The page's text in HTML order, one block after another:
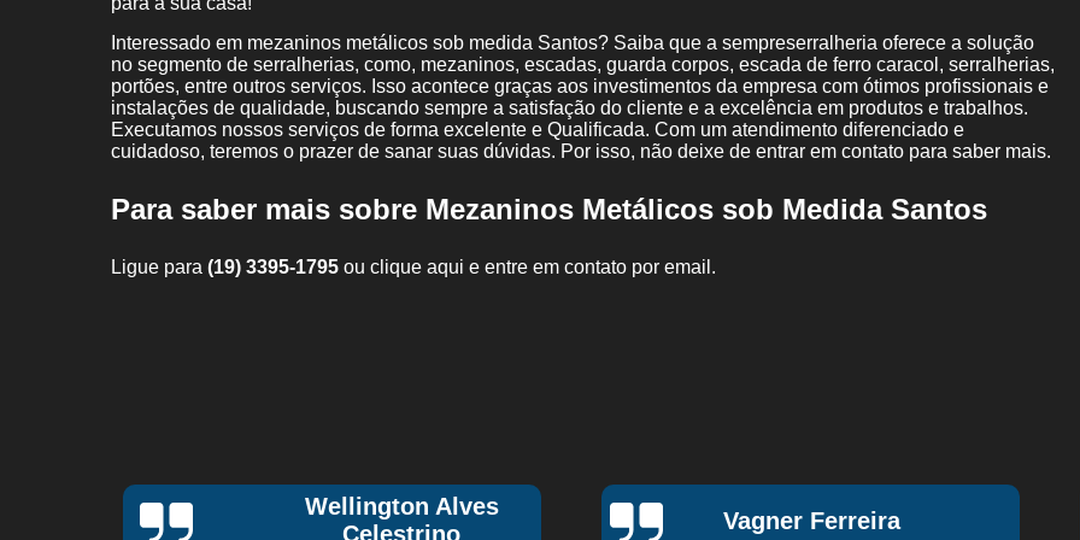
Guarda Corpo de Ferro Forjado
Guarda Corpo de
Guarda Corpo de Ferro para Sacada
Guarda Corpo
Instalação de Mezanino em Viga Laminada
Instalação de Mezanino Metálico Industrial
Instalação de Mezanino Metálico para Galpão
Fechamento Lateral Metálico
Fechamento Metálico
Interessado em mezaninos metálicos sob medida Santos? Saiba que a sempreserralheria oferece a solução
no segmento de serralherias, como, mezaninos, escadas, guarda corpos, escada de ferro caracol, serralherias,
portões, entre outros serviços. Isso acontece graças aos investimentos da empresa com ótimos profissionais e
instalações de qualidade, buscando sempre a satisfação do cliente e a excelência em produtos e trabalhos.
Executamos nossos serviços de forma excelente e Qualificada. Com um atendimento diferenciado e
cuidadoso, teremos o prazer de sanar suas dúvidas. Por isso, não deixe de entrar em contato para saber mais.
Para saber mais sobre Mezaninos Metálicos sob Medida Santos
Ligue para (19) 3395-1795 ou clique aqui e entre em contato por email.
Vagner Ferreira Greg Eventos